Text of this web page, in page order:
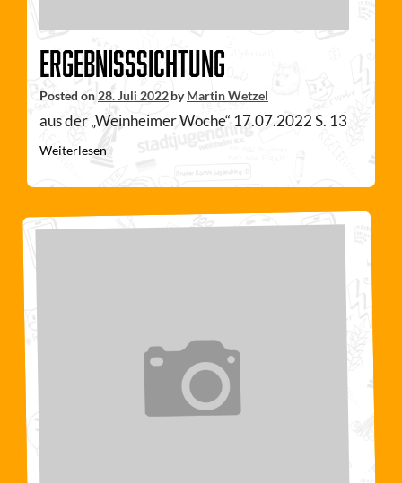
Ergebnisssichtung
Posted on 28. Juli 2022byMartin Wetzel
aus der „Weinheimer Woche“ 17.07.2022 S. 13
Weiterlesen